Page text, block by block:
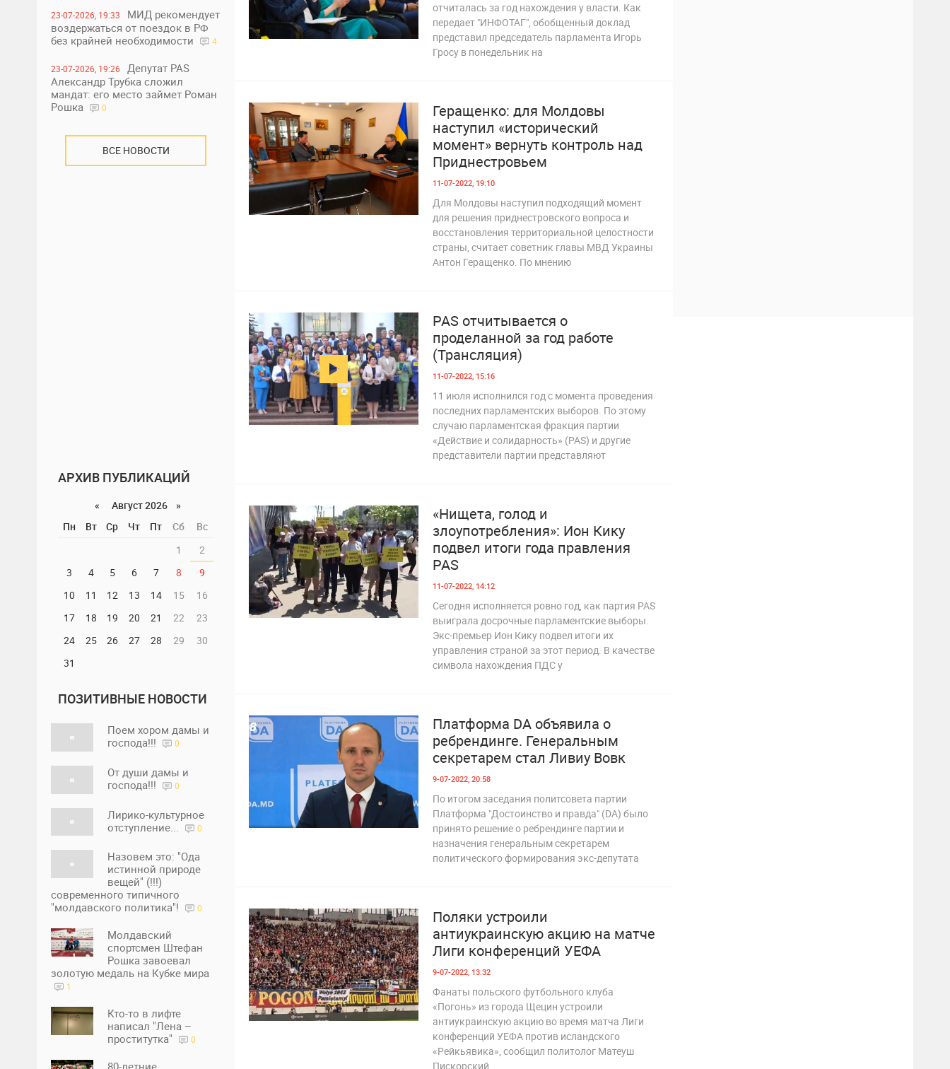
23-07-2026, 19:33
МИД рекомендует
воздержаться от поездок в РФ
без крайней необходимости
4
23-07-2026, 19:26
Депутат PAS
Александр Трубка сложил
мандат: его место займет Роман
Рошка
0
ВСЕ НОВОСТИ
АРХИВ ПУБЛИКАЦИЙ
«
Август 2026 »
Пн
Вт Ср Чт Пт Сб
Вс
1
2
3
4 5 6 7 8
9
10
11 12 13 14 15
16
17
18 19 20 21 22
23
24
25 26 27 28 29
30
31
ПОЗИТИВНЫЕ НОВОСТИ
Поем хором дамы и
господа!!!
0
От души дамы и
господа!!!
0
Лирико-культурное
отступление...
0
Назовем это: "Ода
истинной природе
вещей" (!!!)
современного типичного
"молдавского политика"!
0
Молдавский
спортсмен Штефан
Рошка завоевал
золотую медаль на Кубке мира
1
Кто-то в лифте
написал "Лена –
проститутка"
0
отчиталась за год нахождения у власти. Как
передает "ИНФОТАГ", обобщенный доклад
представил председатель парламента Игорь
Гросу в понедельник на
Геращенко: для Молдовы
наступил «исторический
момент» вернуть контроль над
Приднестровьем
11-07-2022, 19:10
Для Молдовы наступил подходящий момент
для решения приднестровского вопроса и
восстановления территориальной целостности
страны, считает советник главы МВД Украины
Антон Геращенко. По мнению
PAS отчитывается о
проделанной за год работе
(Трансляция)
11-07-2022, 15:16
11 июля исполнился год с момента проведения
последних парламентских выборов. По этому
случаю парламентская фракция партии
«Действие и солидарность» (PAS) и другие
представители партии представляют
«Нищета, голод и
злоупотребления»: Ион Кику
подвел итоги года правления
PAS
11-07-2022, 14:12
Сегодня исполняется ровно год, как партия PAS
выиграла досрочные парламентские выборы.
Экс-премьер Ион Кику подвел итоги их
управления страной за этот период. В качестве
символа нахождения ПДС у
Платформа DA объявила о
ребрендинге. Генеральным
секретарем стал Ливиу Вовк
9-07-2022, 20:58
По итогом заседания политсовета партии
Платформа "Достоинство и правда" (DA) было
принято решение о ребрендинге партии и
назначения генеральным секретарем
политического формирования экс-депутата
Поляки устроили
антиукраинскую акцию на матче
Лиги конференций УЕФА
9-07-2022, 13:32
Фанаты польского футбольного клуба
«Погонь» из города Щецин устроили
антиукраинскую акцию во время матча Лиги
конференций УЕФА против исландского
«Рейкьявика», сообщил политолог Матеуш
Пискорский.